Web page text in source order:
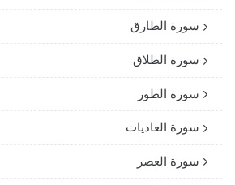
سورة الطارق
سورة الطلاق
سورة الطور
سورة العاديات
سورة العصر